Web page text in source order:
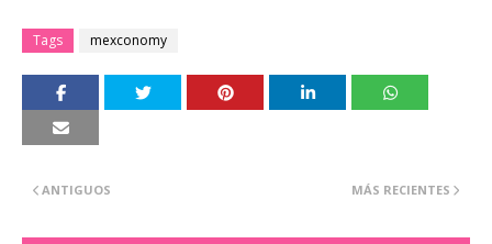
Tags mexconomy
MÁS RECIENTES
ANTIGUOS